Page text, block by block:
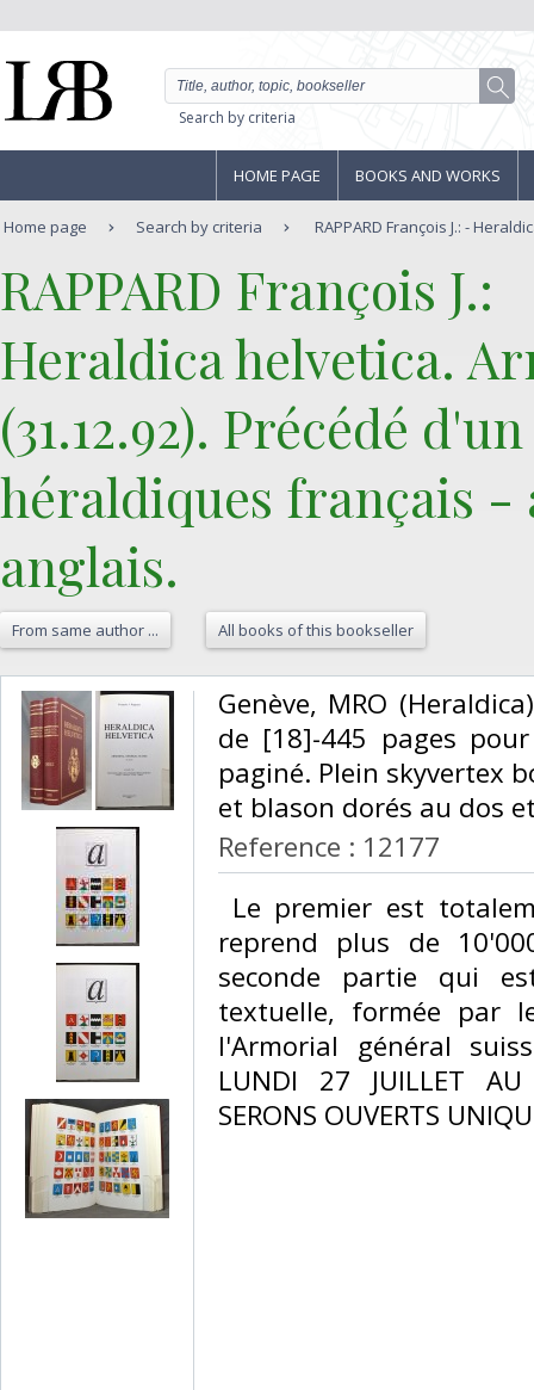
Search by criteria
HOME PAGE BOOKS AND WORKS
Home page Search by criteria RAPPARD François J.: -
‎RAPPARD François J.:‎
‎Heraldica helvetica.
(31.12.92). Précédé
héraldiques français
anglais.‎
From same author ... All books of this bookseller
‎Genève, MRO
de [18]-445 pages
paginé. Plein skyvertex
et blason dorés au dos
Reference : 12177
Le premier est
reprend plus de
seconde partie qui
textuelle, formée par
l'Armorial général
LUNDI 27 JUILLET
SERONS OUVERTS